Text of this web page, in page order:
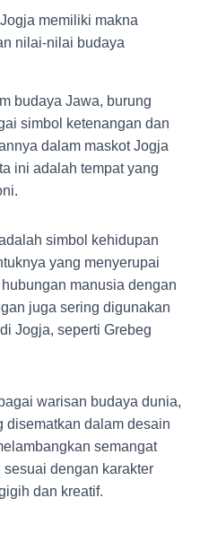
memiliki makna
nilai-nilai budaya
budaya Jawa, burung
simbol ketenangan dan
dalam maskot Jogja
ini adalah tempat yang
simbol kehidupan
yang menyerupai
manusia dengan
juga sering digunakan
Jogja, seperti Grebeg
warisan budaya dunia,
disematkan dalam desain
semangat
dengan karakter
dan kreatif.